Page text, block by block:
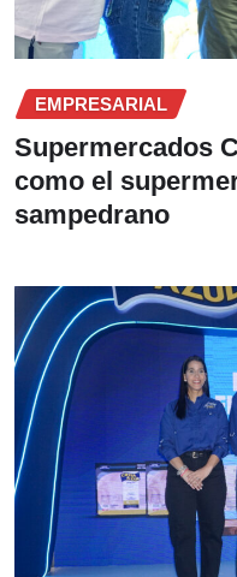
EMPRESARIAL
Supermercados
como el
sampedrano